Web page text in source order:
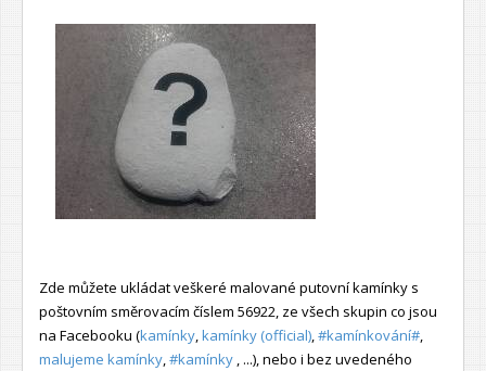
Zde můžete ukládat veškeré malované putovní kamínky s
poštovním směrovacím číslem 56922, ze všech skupin co jsou
na Facebooku (kamínky kamínky (official) #kamínkování#
malujeme kamínky #kamínky , ...), nebo i bez uvedeného